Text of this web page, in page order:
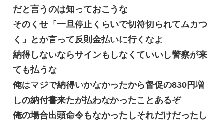
だと言うのは知っておこうな
そのくせ「一旦停止くらいで切符切られてムカつ
く」とか言って反則金払いに行くなよ
納得しないならサインもしなくていいし警察が来
ても払うな
俺はマジで納得いかなかったから督促の830円増
しの納付書来たが払わなかったことあるぞ
俺の場合出頭命令もなかったしそれだけだったし